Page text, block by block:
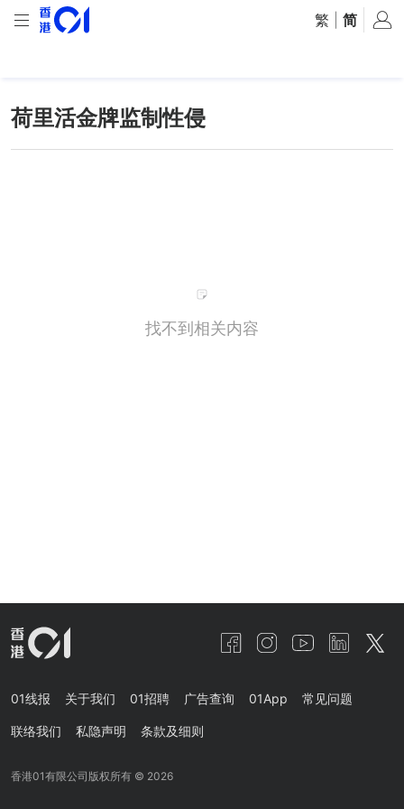
繁 简
荷里活金牌监制性侵
找不到相关内容
01线报 关于我们 01招聘 广告查询 01App 常见问题
联络我们 私隐声明 条款及细则
香港01有限公司版权所有 © 2026